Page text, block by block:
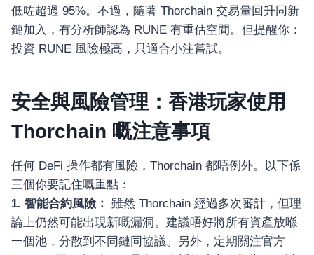
低咗超過 95%。不過，隨著 Thorchain 交易量回升同新
鏈加入，有分析師認為 RUNE 有重估空間。但提醒你：
投資 RUNE 風險極高，只適合小注嘗試。
安全與風險管理：香港玩家使用
Thorchain 嘅注意事項
任何 DeFi 操作都有風險，Thorchain 都唔例外。以下係
三個你要記住嘅重點：
1. 智能合約風險： 雖然 Thorchain 經過多次審計，但理
論上仍然可能出現新嘅漏洞。建議唔好將所有資產放喺
一個池，分散到不同鏈同協議。另外，定期關注官方